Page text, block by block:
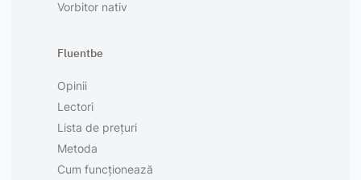
Vorbitor nativ
Fluentbe
Opinii
Lectori
Lista de prețuri
Metoda
Cum funcționează